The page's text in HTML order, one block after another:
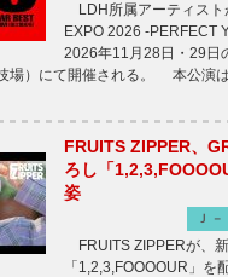
LDH所属アーティスト
EXPO 2026 -PERFECT
2026年11月28日・29日
場）にて開催される。 本公演
FRUITS ZIPPER、
ろし「
姿
Ｊ
FRUITS ZIPPERが、
「1,2,3,FOOOOUR」を